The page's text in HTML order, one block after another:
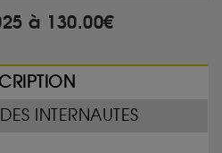
à 130.00€
INTERNAUTES